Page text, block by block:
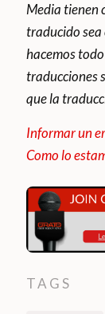
Media tienen
traducido sea
hacemos
traducciones
que la
Informar un
Como lo
TAGS